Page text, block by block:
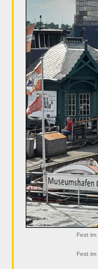
Fest im
Fest im